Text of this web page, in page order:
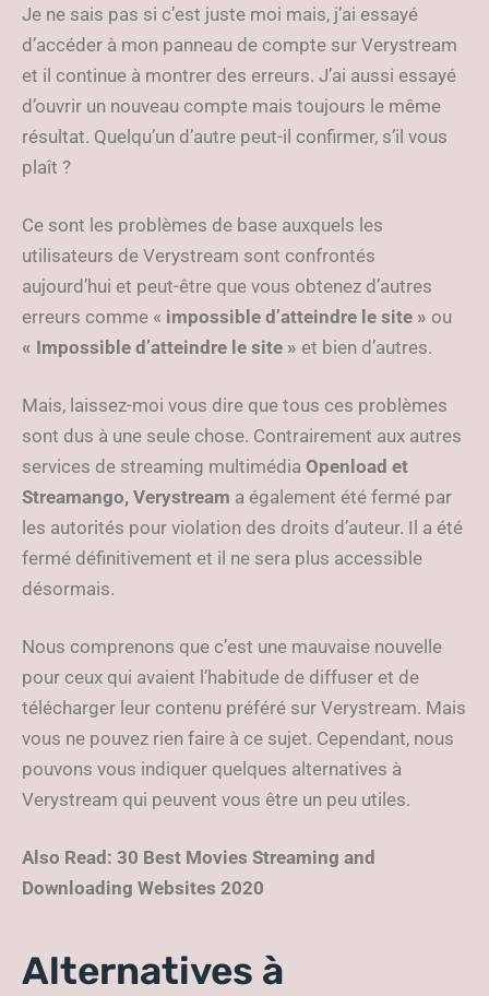
Je ne sais pas si c’est juste moi mais, j’ai essayé
d’accéder à mon panneau de compte sur Verystream
et il continue à montrer des erreurs. J’ai aussi essayé
d’ouvrir un nouveau compte mais toujours le même
résultat. Quelqu’un d’autre peut-il confirmer, s’il vous
plaît ?
Ce sont les problèmes de base auxquels les
utilisateurs de Verystream sont confrontés
aujourd’hui et peut-être que vous obtenez d’autres
erreurs comme « impossible d’atteindre le site » ou
« Impossible d’atteindre le site » et bien d’autres.
Mais, laissez-moi vous dire que tous ces problèmes
sont dus à une seule chose. Contrairement aux autres
services de streaming multimédia Openload et
Streamango, Verystream a également été fermé par
les autorités pour violation des droits d’auteur. Il a été
fermé définitivement et il ne sera plus accessible
désormais.
Nous comprenons que c’est une mauvaise nouvelle
pour ceux qui avaient l’habitude de diffuser et de
télécharger leur contenu préféré sur Verystream. Mais
vous ne pouvez rien faire à ce sujet. Cependant, nous
pouvons vous indiquer quelques alternatives à
Verystream qui peuvent vous être un peu utiles.
Also Read: 30 Best Movies Streaming and
Downloading Websites 2020
Alternatives à